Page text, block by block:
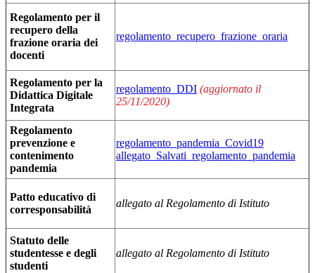
Regolamento per il
recupero della
frazione oraria dei
docenti
regolamento_recupero_frazione_oraria
Regolamento per la
Didattica Digitale
Integrata
regolamento_DDI (aggiornato il
25/11/2020)
Regolamento
prevenzione e
contenimento
pandemia
regolamento_pandemia_Covid19
allegato_Salvati_regolamento_pandemia
Patto educativo di
corresponsabilità
allegato al Regolamento di Istituto
Statuto delle
studentesse e degli
studenti
allegato al Regolamento di Istituto